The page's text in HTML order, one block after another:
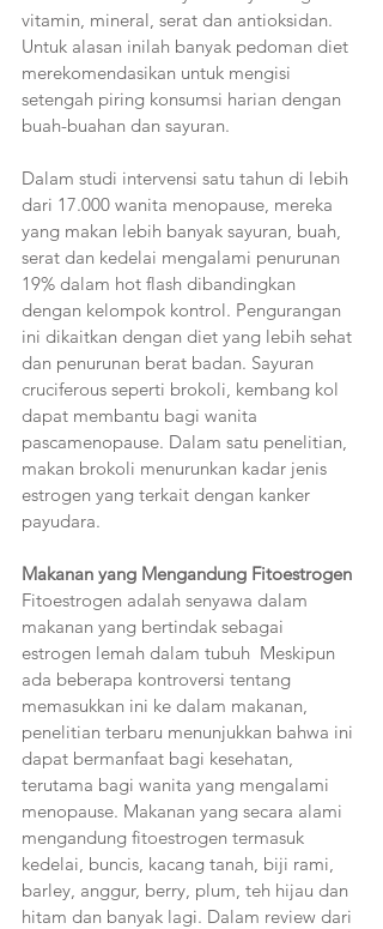
vitamin, mineral, serat dan antioksidan.
Untuk alasan inilah banyak pedoman diet
merekomendasikan untuk mengisi
setengah piring konsumsi harian dengan
buah-buahan dan sayuran.
Dalam studi intervensi satu tahun di lebih
dari 17.000 wanita menopause, mereka
yang makan lebih banyak sayuran, buah,
serat dan kedelai mengalami penurunan
19% dalam hot flash dibandingkan
dengan kelompok kontrol. Pengurangan
ini dikaitkan dengan diet yang lebih sehat
dan penurunan berat badan. Sayuran
cruciferous seperti brokoli, kembang kol
dapat membantu bagi wanita
pascamenopause. Dalam satu penelitian,
makan brokoli menurunkan kadar jenis
estrogen yang terkait dengan kanker
payudara.
Makanan yang Mengandung Fitoestrogen
Fitoestrogen adalah senyawa dalam
makanan yang bertindak sebagai
estrogen lemah dalam tubuh  Meskipun
ada beberapa kontroversi tentang
memasukkan ini ke dalam makanan,
penelitian terbaru menunjukkan bahwa ini
dapat bermanfaat bagi kesehatan,
terutama bagi wanita yang mengalami
menopause. Makanan yang secara alami
mengandung fitoestrogen termasuk
kedelai, buncis, kacang tanah, biji rami,
barley, anggur, berry, plum, teh hijau dan
hitam dan banyak lagi. Dalam review dari